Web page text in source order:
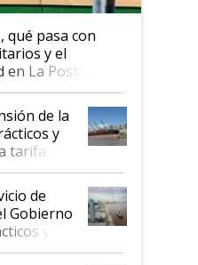
qué pasa con
y el
La Posta
de la
y
tarifa de
de
Gobierno
y
de